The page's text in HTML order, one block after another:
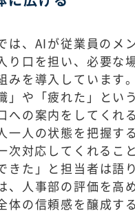
は、AIが従業員のメ
り口を担い、必要な
みを導入しています
」や「疲れた」とい
への案内をしてくれ
一人の状態を把握す
次対応してくれるこ
きた」と担当者は語
、人事部の評価を高
体の信頼感を醸成す